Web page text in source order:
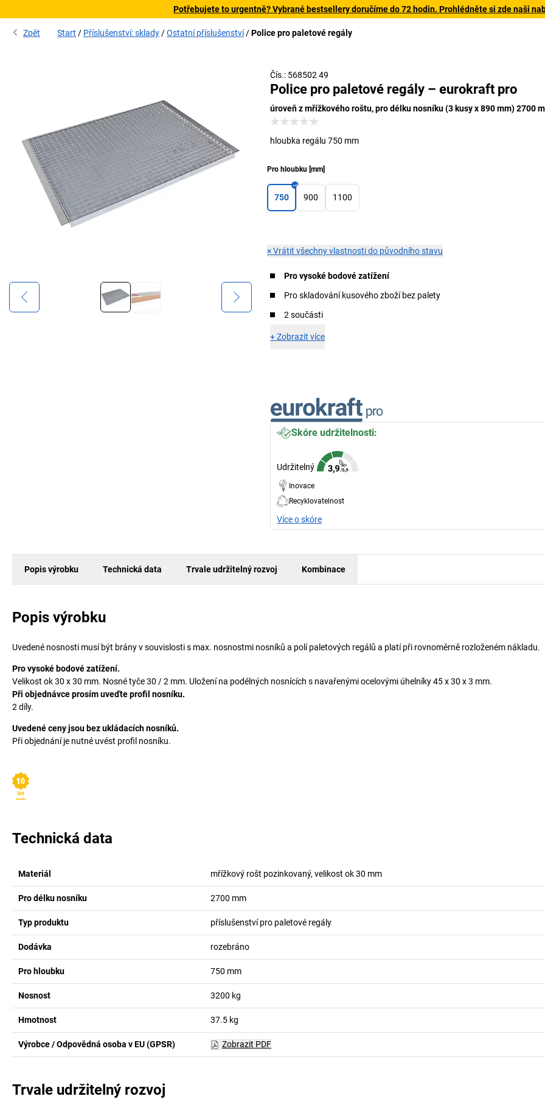
Potřebujete to urgentně? Vybrané bestsellery doručíme do 72 hodin. Prohlédněte si zde naši
Zpět Start Příslušenství: sklady Ostatní příslušenství Police pro paletové regály
Čís.: 568502 49
Police pro paletové regály – eurokraft pro
úroveň z mřížkového roštu, pro délku nosníku (3 kusy x 890 mm) 2700
hloubka regálu 750 mm
Pro hloubku [mm]
750 900 1100
×Vrátit všechny vlastnosti do původního stavu
Pro vysoké bodové zatížení
Pro skladování kusového zboží bez palety
2 součásti
+Zobrazit více
Skóre udržitelnosti:
Udržitelný
Inovace
Recyklovatelnost
Více o skóre
Popis výrobku Technická data Trvale udržitelný rozvoj Kombinace
Popis výrobku
Uvedené nosnosti musí být brány v souvislosti s max. nosnostmi nosníků a polí paletových regálů a platí při rovnoměrně rozloženém nákladu.
Pro vysoké bodové zatížení.
Velikost ok 30 x 30 mm. Nosné tyče 30 / 2 mm. Uložení na podélných nosnících s navařenými ocelovými úhelníky 45 x 30 x 3 mm.
Při objednávce prosím uveďte profil nosníku.
2 díly.
Uvedené ceny jsou bez ukládacích nosníků.
Při objednání je nutné uvést profil nosníku.
Technická data
Materiál mřížkový rošt pozinkovaný, velikost ok 30 mm
Pro délku nosníku 2700 mm
Typ produktu příslušenství pro paletové regály
Dodávka rozebráno
Pro hloubku 750 mm
Nosnost 3200 kg
Hmotnost 37.5 kg
Výrobce / Odpovědná osoba v EU (GPSR) Zobrazit PDF
Trvale udržitelný rozvoj